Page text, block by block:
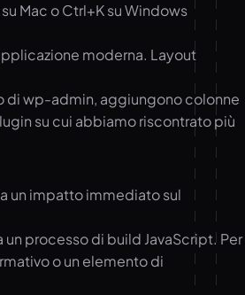
Mac o Ctrl+K su Windows
moderna. Layout
di wp-admin, aggiungono colonne
su cui abbiamo riscontrato più
un impatto immediato sul
processo di build JavaScript. Per
o un elemento di